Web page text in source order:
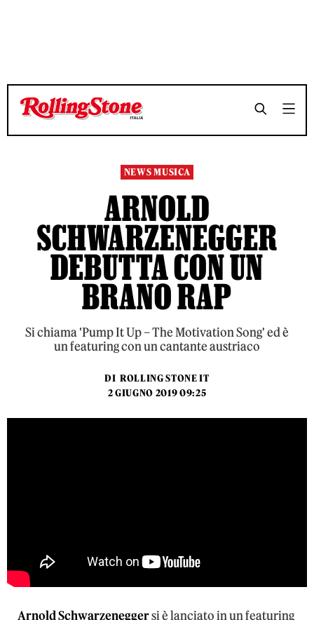
TEMPO DI LETTURA 3 MINUTI SHARE
TEMPO DI LETTURA 3 MINUTI SHARE
NEWS MUSICA
ARNOLD
SCHWARZENEGGER
DEBUTTA CON UN
BRANO RAP
Si chiama 'Pump It Up – The Motivation Song' ed è
un featuring con un cantante austriaco
DI ROLLING STONE IT
2 GIUGNO 2019 09:25
Arnold Schwarzeneggersi è lanciato in un featuring